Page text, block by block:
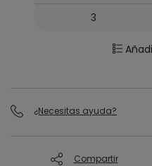
3
¿Necesitas ayuda?
Compartir